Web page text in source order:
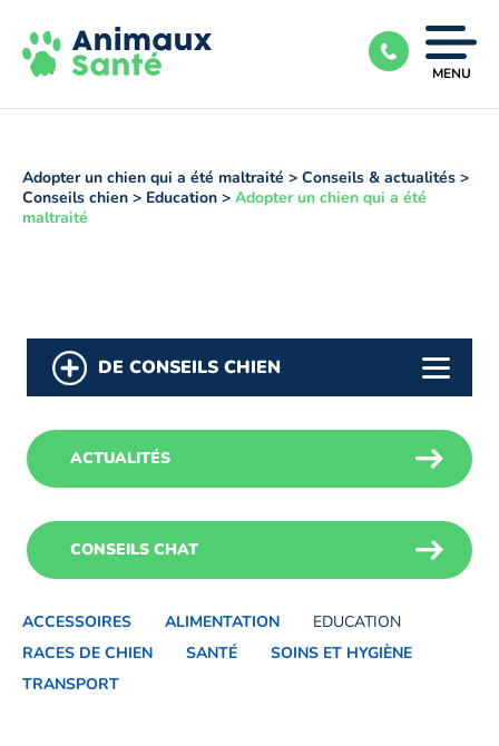
Ouvrir
MENU
Adopter un chien qui a été maltraité > Conseils & actualités >
Conseils chien > Education > Adopter un chien qui a été
maltraité
DE CONSEILS CHIEN
ACTUALITÉS
CONSEILS CHAT
ACCESSOIRES ALIMENTATION
EDUCATION
RACES DE CHIEN
SANTÉ
SOINS ET HYGIÈNE
TRANSPORT